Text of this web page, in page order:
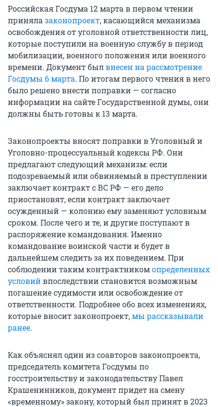
Российская Госдума 12 марта в первом чтении
приняла законопроект, касающийся механизма
освобождения от уголовной ответственности лиц,
которые поступили на военную службу в период
мобилизации, военного положения или военного
времени. Документ былвнесен на рассмотрение
Госдумы 6 марта. По итогам первого чтения в него
было решено внести поправки — согласно
информации на сайте Государственной думы, они
должны быть готовы к 13 марта.
Законопроекты вносят поправки в Уголовный и
Уголовно-процессуальный кодексы РФ. Они
предлагают следующий механизм: если
подозреваемый или обвиняемый в преступлении
заключает контракт с ВС РФ — его дело
приостановят, если контракт заключает
осужденный — колонию ему заменяют условным
сроком. После чего и те, и другие поступают в
распоряжение командования. Именно
командование воинской части и будет в
дальнейшем следить за их поведением. При
соблюдении таким контрактникомопределенных
условийвпоследствии становится возможным
погашение судимости или освобождение от
ответственности. Подробнее обо всех изменениях,
которые вносит законопроект,мы рассказывали
ранее.
Как объяснял один из соавторов законопроекта,
председатель комитета Госдумы по
госстроительству и законодательству Павел
Крашенинников, документ придет на смену
«временному» закону, который был принят в 2023